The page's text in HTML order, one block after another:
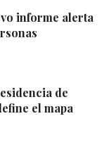
informe alerta
de
el mapa